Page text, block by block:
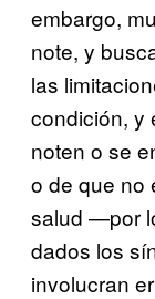
embargo,
note, y
las
condición, y
noten o se
o de que no
salud —por
dados los
involucran